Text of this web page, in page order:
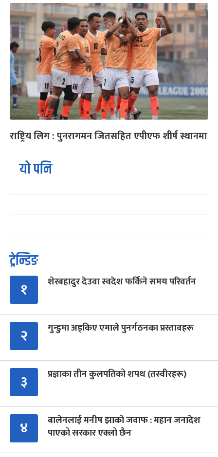
राष्ट्रिय लिग : पुनरागमन जितसहित एपीएफ शीर्ष स्थानमा
यो पनि
ट्रेन्डिङ
१ शेरबहादुर देउवा स्वदेश फर्किने समय परिवर्तन
२ गुन्डुमा अड्किए एमाले पुनर्गठनका प्रस्तावहरू
३ प्रज्ञाका तीन कुलपतिको शपथ (तस्वीरहरू)
४
बालेनलाई मनीष झाको जवाफ : महान जनादेश
पाएको सरकार एक्लो छैन